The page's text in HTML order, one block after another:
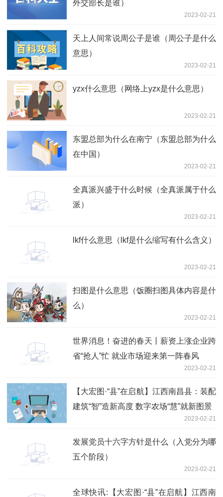
外交部长是谁）
2023-02-21
天上人间常说周公子是谁（周公子是什么
意思）
2023-02-21
yzx什么意思（网络上yzx是什么意思）
2023-02-21
东盟总部为什么在南宁（东盟总部为什么
在中国）
2023-02-21
全真派兴盛于什么时候（全真派属于什么
派）
2023-02-21
lkf什么意思（lkf是什么缩写有什么含义）
2023-02-21
扫图是什么意思（饭圈扫图具体内容是什
么）
2023-02-21
世界消息！奋进的春天丨薪资上涨企业跨
省“抢人”忙 就业市场迎来第一阵春风
2023-02-21
【大宏图·“县”在启航】江西南昌县：装配
建筑“智”造新高度 数字农场“慧”就新图景
2023-02-21
发展党员十六字方针是什么（入党分为哪
五个阶段）
2023-02-21
全球快讯:【大宏图·“县”在启航】江西南